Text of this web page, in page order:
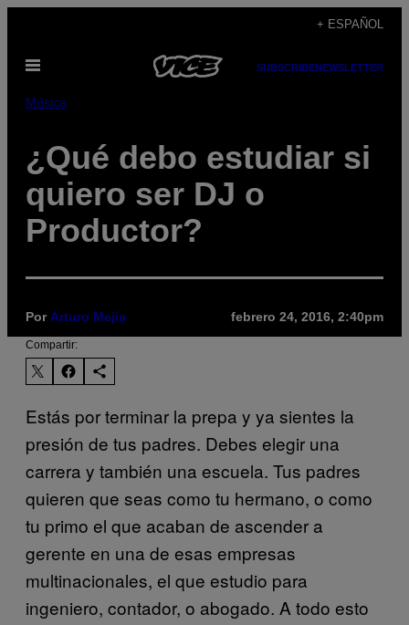
contenido
+ ESPAÑOL
Abrir
SUBSCRIBENEWSLETTER
Música
¿Qué debo estudiar si
quiero ser DJ o
Productor?
Por Arturo Mejía febrero 24, 2016, 2:40pm
Compartir:
Estás por terminar la prepa y ya sientes la
presión de tus padres. Debes elegir una
carrera y también una escuela. Tus padres
quieren que seas como tu hermano, o como
tu primo el que acaban de ascender a
gerente en una de esas empresas
multinacionales, el que estudio para
ingeniero, contador, o abogado. A todo esto